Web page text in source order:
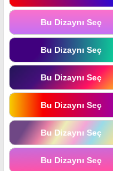
Bu Dizaynı Seç
Bu Dizaynı Seç
Bu Dizaynı Seç
Bu Dizaynı Seç
Bu Dizaynı Seç
Bu Dizaynı Seç